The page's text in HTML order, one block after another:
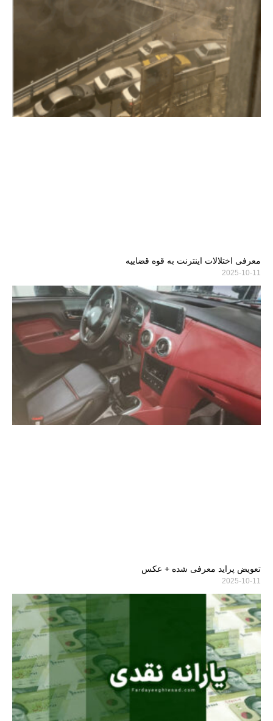
معرفی اختلالات اینترنت به قوه قضاییه
2025-10-11
تعویض پراید معرفی شده + عکس
2025-10-11